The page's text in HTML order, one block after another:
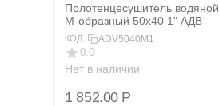
Полотенцесушитель водяной
М-образный 50x40 1" АДВ
КОД: ADV5040M1
0.0
Нет в наличии
1 852.00 Р